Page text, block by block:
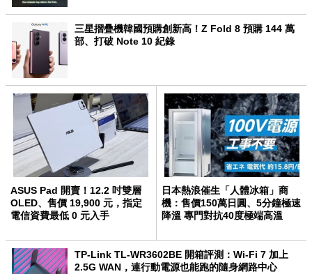
三星摺疊機韓國預購創新高！Z Fold 8 預購 144 萬
部、打破 Note 10 紀錄
ASUS Pad 開賣！12.2 吋雙層
OLED、售價 19,900 元，指定
電信資費最低 0 元入手
日本熱浪催生「人體冰箱」商
機：售價150萬日圓、5分鐘極速
降溫 專門對抗40度極端高溫
TP-Link TL-WR3602BE 開箱評測：Wi-Fi 7 加上
2.5G WAN，連行動電源也能跑的隨身網路中心